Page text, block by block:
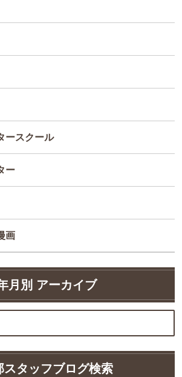
ースクール
ー
画
月別 アーカイブ
スタッフブログ検索